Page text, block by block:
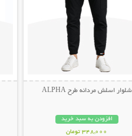
شلوار اسلش مردانه طرح ALPHA
افزودن به سبد خرید
348,000 تومان